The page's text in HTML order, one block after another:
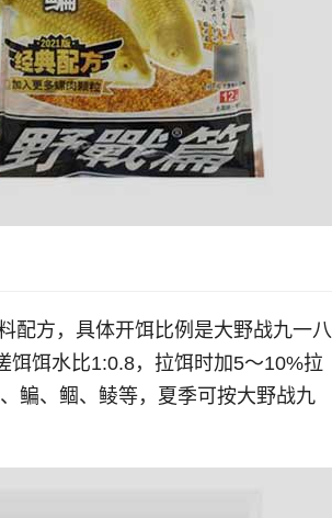
配方，具体开饵比例是大野战九一八
饵饵水比1:0.8，拉饵时加5～10%拉
鳊、鲴、鲮等，夏季可按大野战九